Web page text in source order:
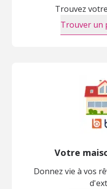
Trouvez
Trouver un
Votre
Donnez vie à vos